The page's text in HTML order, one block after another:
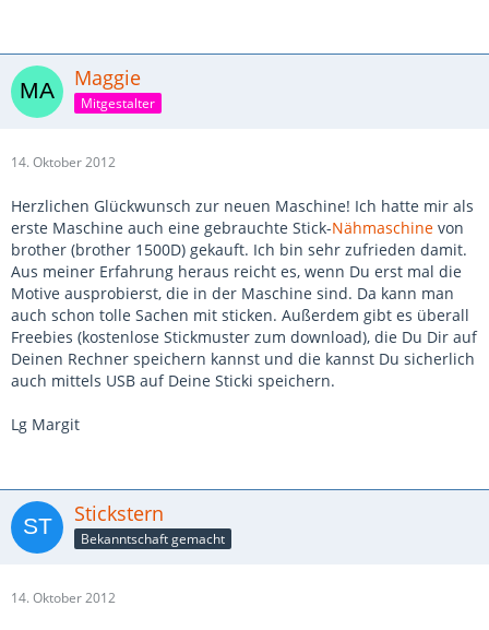
Maggie
Mitgestalter
14. Oktober 2012
Herzlichen Glückwunsch zur neuen Maschine! Ich hatte mir als
erste Maschine auch eine gebrauchte Stick-Nähmaschine von
brother (brother 1500D) gekauft. Ich bin sehr zufrieden damit.
Aus meiner Erfahrung heraus reicht es, wenn Du erst mal die
Motive ausprobierst, die in der Maschine sind. Da kann man
auch schon tolle Sachen mit sticken. Außerdem gibt es überall
Freebies (kostenlose Stickmuster zum download), die Du Dir auf
Deinen Rechner speichern kannst und die kannst Du sicherlich
auch mittels USB auf Deine Sticki speichern.
Lg Margit
Stickstern
Bekanntschaft gemacht
14. Oktober 2012